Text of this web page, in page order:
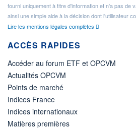
fourni uniquement à titre d'information et n'a pas de
ainsi une simple aide à la décision dont l'utilisateur
Lire les mentions légales complètes
ACCÈS RAPIDES
Accéder au forum ETF et OPCVM
Actualités OPCVM
Points de marché
Indices France
Indices internationaux
Matières premières